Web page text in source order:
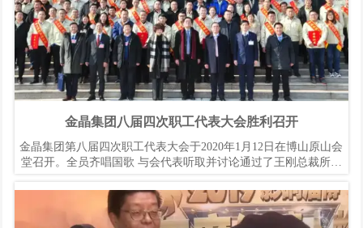
金晶集团八届四次职工代表大会胜利召开
金晶集团第八届四次职工代表大会于2020年1月12日在博山原山会
堂召开。全员齐唱国歌 与会代表听取并讨论通过了王刚总裁所作
告》、王勇主任所作的《2020年度预算工作报告》。